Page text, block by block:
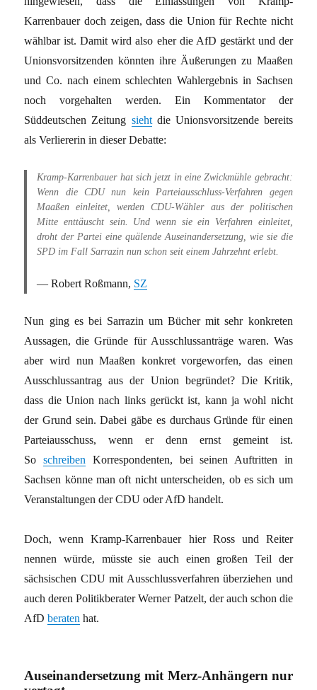
Karrenbauer doch zeigen, dass die Union für Rechte nicht
wählbar ist. Damit wird also eher die AfD gestärkt und der
Unionsvorsitzenden könnten ihre Äußerungen zu Maaßen
und Co. nach einem schlechten Wahlergebnis in Sachsen
noch vorgehalten werden. Ein Kommentator der
Süddeutschen Zeitung siehtdie Unionsvorsitzende bereits
als Verliererin in dieser Debatte:
Kramp-Karrenbauer hat sich jetzt in eine Zwickmühle gebracht:
Wenn die CDU nun kein Parteiausschluss-Verfahren gegen
Maaßen einleitet, werden CDU-Wähler aus der politischen
Mitte enttäuscht sein. Und wenn sie ein Verfahren einleitet,
droht der Partei eine quälende Auseinandersetzung, wie sie die
SPD im Fall Sarrazin nun schon seit einem Jahrzehnt erlebt.
Robert Roßmann, SZ
Nun ging es bei Sarrazin um Bücher mit sehr konkreten
Aussagen, die Gründe für Ausschlussanträge waren. Was
aber wird nun Maaßen konkret vorgeworfen, das einen
Ausschlussantrag aus der Union begründet? Die Kritik,
dass die Union nach links gerückt ist, kann ja wohl nicht
der Grund sein. Dabei gäbe es durchaus Gründe für einen
Parteiausschuss, wenn er denn ernst gemeint ist.
Soschreiben Korrespondenten, bei seinen Auftritten in
Sachsen könne man oft nicht unterscheiden, ob es sich um
Veranstaltungen der CDU oder AfD handelt.
Doch, wenn Kramp-Karrenbauer hier Ross und Reiter
nennen würde, müsste sie auch einen großen Teil der
sächsischen CDU mit Ausschlussverfahren überziehen und
auch deren Politikberater Werner Patzelt, der auch schon die
AfDberaten hat.
Auseinandersetzung mit Merz-Anhängern nur